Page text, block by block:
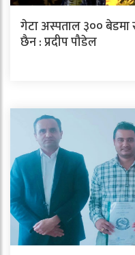
गेटा अस्पताल ३०० बेडमा
छैन : प्रदीप पौडेल